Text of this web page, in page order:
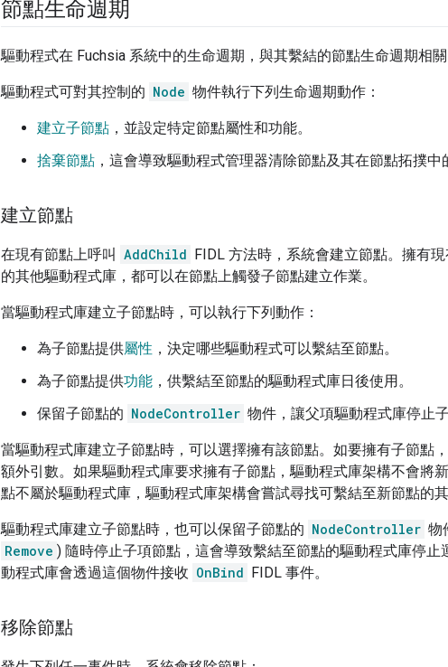
節點生命週期
驅動程式在 Fuchsia 系統中的生命週期，與其繫結的節點生命週期相關
驅動程式可對其控制的 Node 物件執行下列生命週期動作：
建立子節點 ，並設定特定節點屬性和功能。
捨棄節點 ，這會導致驅動程式管理器清除節點及其在節點拓撲中
建立節點
在現有節點上呼叫 AddChild FIDL 方法時，系統會建立節點。擁有
的其他驅動程式庫，都可以在節點上觸發子節點建立作業。
當驅動程式庫建立子節點時，可以執行下列動作：
為子節點提供屬性 ，決定哪些驅動程式可以繫結至節點。
為子節點提供功能 ，供繫結至節點的驅動程式庫日後使用。
保留子節點的 NodeController 物件，讓父項驅動程式庫停止子
當驅動程式庫建立子節點時，可以選擇擁有該節點。如要擁有子節點
額外引數。如果驅動程式庫要求擁有子節點，驅動程式庫架構不會將
點不屬於驅動程式庫，驅動程式庫架構會嘗試尋找可繫結至新節點的其
驅動程式庫建立子節點時，也可以保留子節點的 NodeController 物
Remove ) 隨時停止子項節點，這會導致繫結至節點的驅動程式庫停
動程式庫會透過這個物件接收 OnBind FIDL 事件。
移除節點